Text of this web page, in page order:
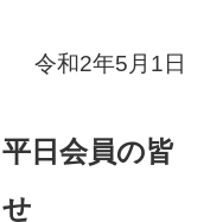
令和2年5月1日
日会員の皆